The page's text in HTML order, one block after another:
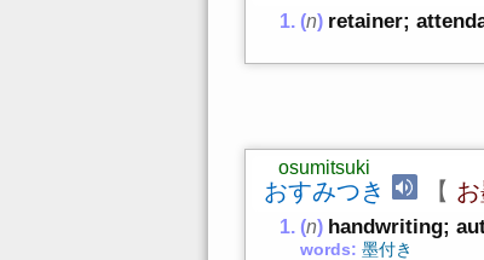
(n) retainer;
おすみつき
osumitsuki
【
(n) handwriting;
words: 墨付き